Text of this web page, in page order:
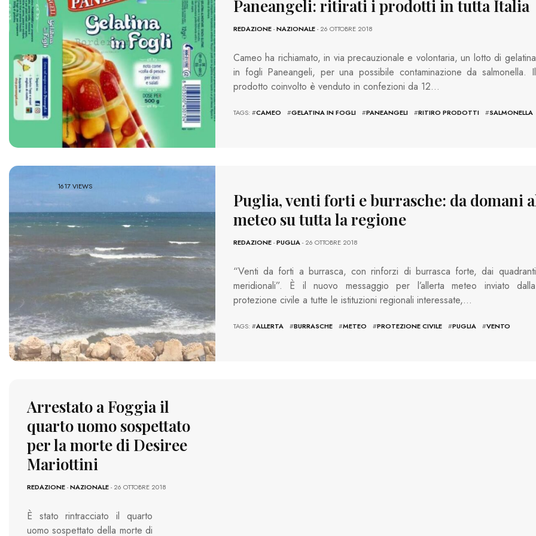
Paneangeli: ritirati i prodotti in tutta Italia
REDAZIONE-NAZIONALE- 26 OTTOBRE 2018
Cameo ha richiamato, in via precauzionale e volontaria, un lotto di gelatina
in fogli Paneangeli, per una possibile contaminazione da salmonella. Il
prodotto coinvolto è venduto in confezioni da 12…
TAGS: #CAMEO #GELATINA IN FOGLI #PANEANGELI #RITIRO PRODOTTI #SALMONELLA
1617 VIEWS
Puglia, venti forti e burrasche: da domani
meteo su tutta la regione
REDAZIONE-PUGLIA- 26 OTTOBRE 2018
“Venti da forti a burrasca, con rinforzi di burrasca forte, dai quadranti
meridionali”. È il nuovo messaggio per l’allerta meteo inviato dalla
protezione civile a tutte le istituzioni regionali interessate,…
TAGS: #ALLERTA #BURRASCHE #METEO #PROTEZIONE CIVILE #PUGLIA #VENTO
Arrestato a Foggia il
quarto uomo sospettato
per la morte di Desiree
Mariottini
REDAZIONE-NAZIONALE- 26 OTTOBRE 2018
È stato rintracciato il quarto
uomo sospettato della morte di